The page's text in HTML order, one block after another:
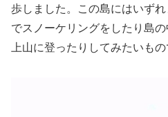
歩しました。この島にはいず
でスノーケリングをしたり島
上山に登ったりしてみたいもの